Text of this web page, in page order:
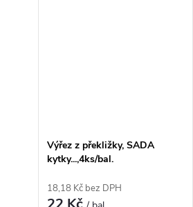
Výřez z překližky, SADA
kytky...,4ks/bal.
18,18 Kč bez DPH